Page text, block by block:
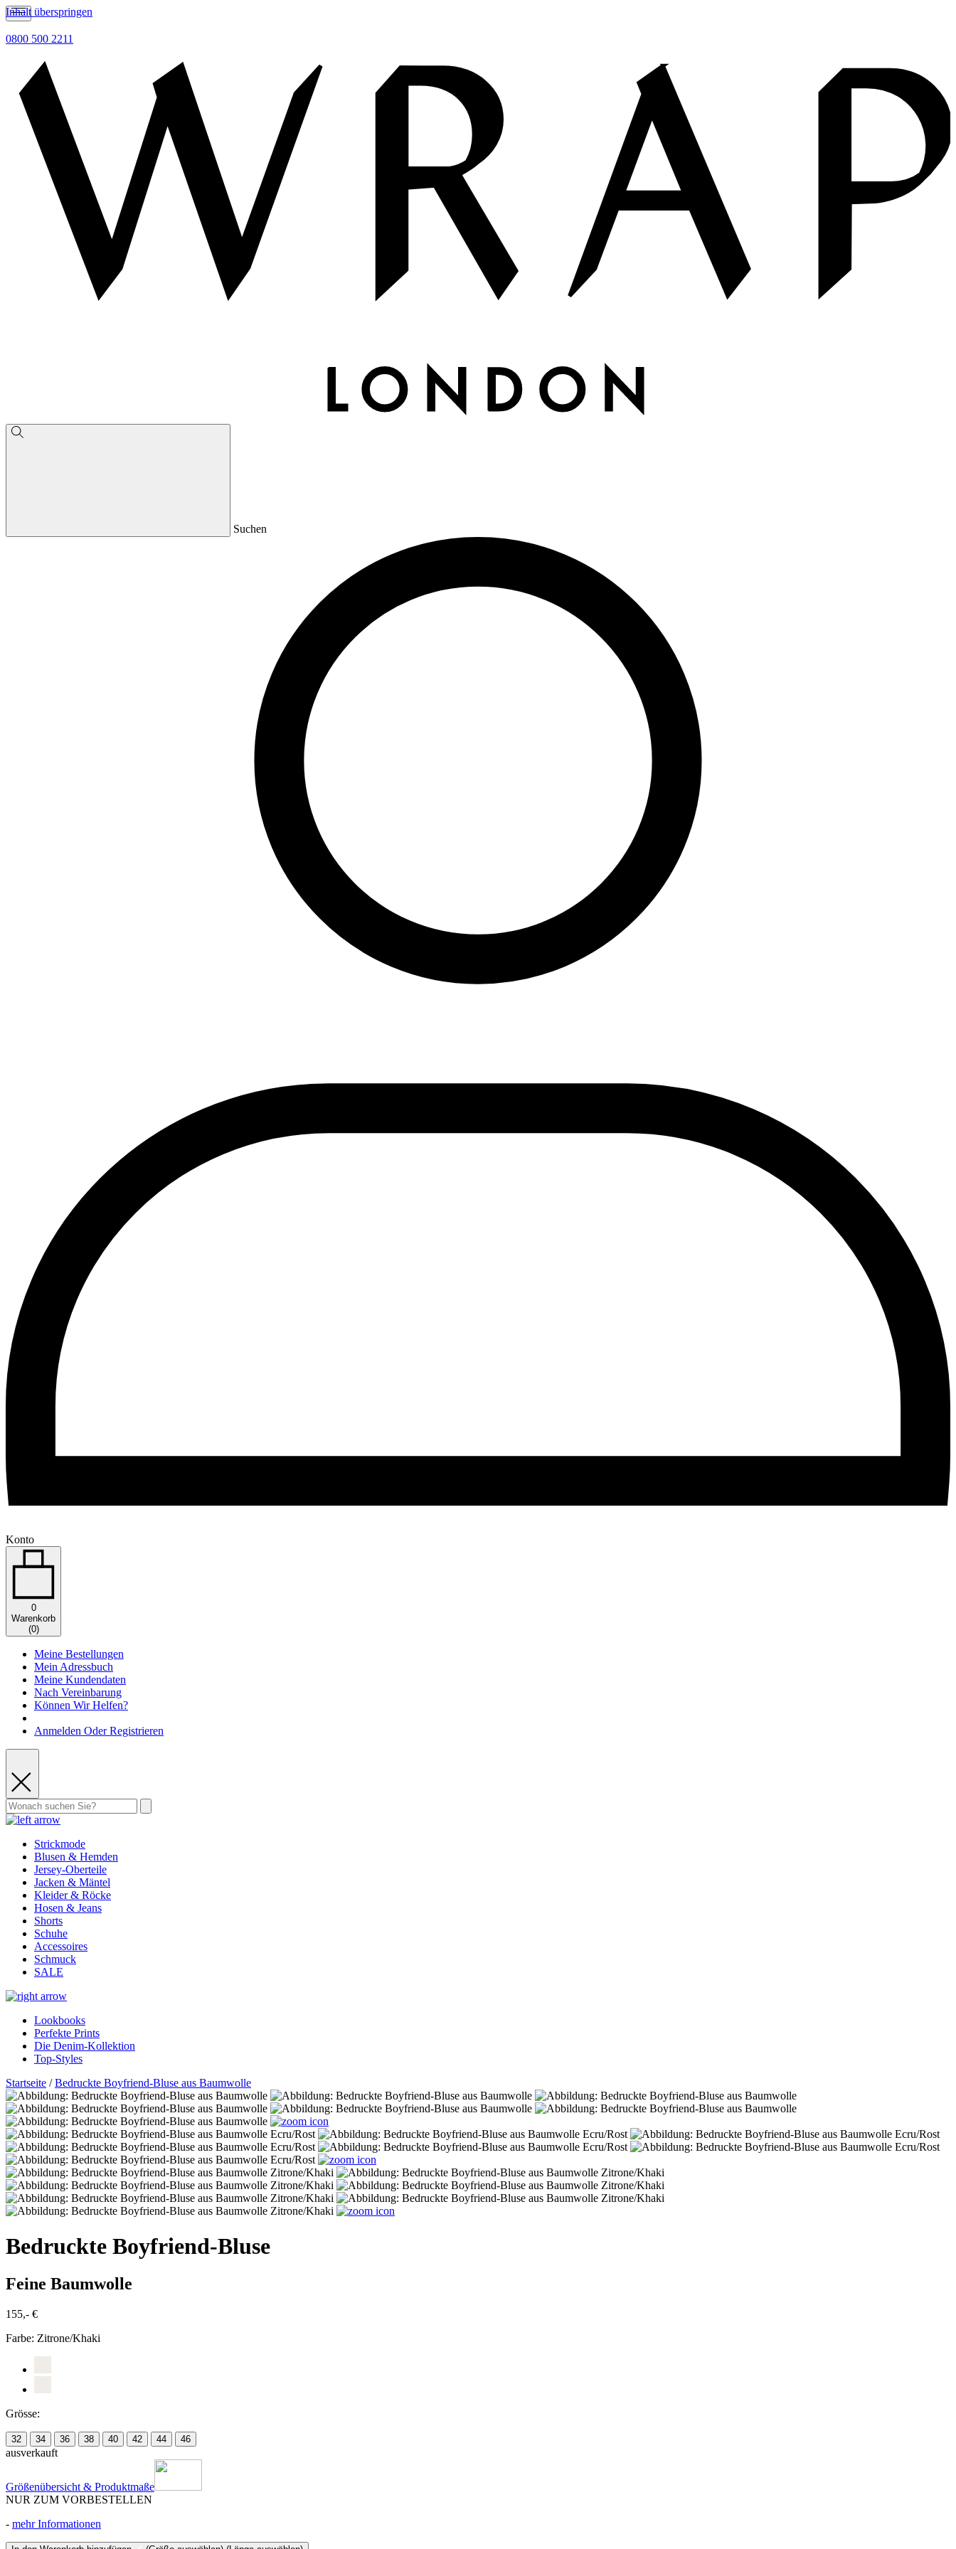
Inhalt überspringen
0800 500 2211
Suchen
Konto
0
Warenkorb
(0)
Meine Bestellungen
Mein Adressbuch
Meine Kundendaten
Nach Vereinbarung
Können Wir Helfen?
Anmelden Oder Registrieren
Strickmode
Blusen & Hemden
Jersey-Oberteile
Jacken & Mäntel
Kleider & Röcke
Hosen & Jeans
Shorts
Schuhe
Accessoires
Schmuck
SALE
Lookbooks
Perfekte Prints
Die Denim-Kollektion
Top-Styles
Startseite /Bedruckte Boyfriend-Bluse aus Baumwolle
Bedruckte Boyfriend-Bluse
Feine Baumwolle
155,- €
Farbe: Zitrone/Khaki
Grösse:
32 34 36 38 40 42 44 46
ausverkauft
Größenübersicht & Produktmaße
NUR ZUM VORBESTELLEN
- mehr Informationen